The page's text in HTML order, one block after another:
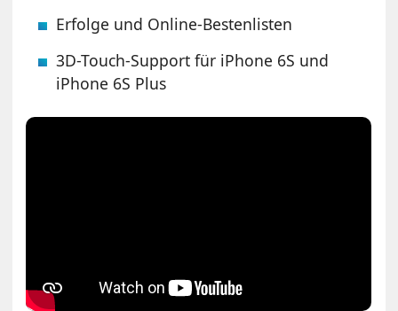
Erfolge und Online-Bestenlisten
3D-Touch-Support für iPhone 6S und
iPhone 6S Plus